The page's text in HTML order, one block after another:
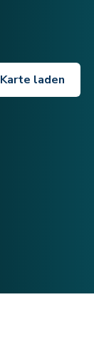
Karte laden